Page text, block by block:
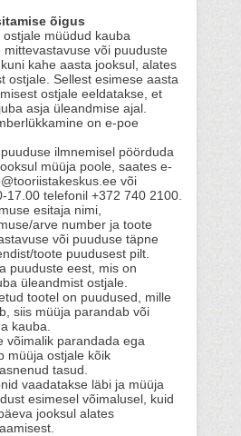
õigus
müüdud kauba
mittevastavuse või puuduste
kahe aasta jooksul, alates
ostjale. Sellest esimese aasta
ostjale eeldatakse, et
asja üleandmise ajal.
on e-poe
ilmnemisel pöörduda
müüja poole, saates e-
või
17.00 telefonil +372 740 2100.
esitaja nimi,
arve number ja toote
või puuduse täpne
toote puudusest pilt.
puuduste eest, mis on
üleandmist ostjale.
tootel on puudused, mille
siis müüja parandab või
kauba.
võimalik parandada ega
müüja ostjale kõik
tasud.
vaadatakse läbi ja müüja
esimesel võimalusel, kuid
jooksul alates